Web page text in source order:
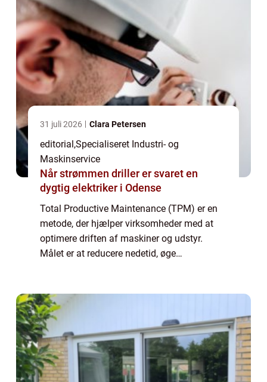
31 juli 2026 Clara Petersen
editorial,Specialiseret Industri- og
Maskinservice
Når strømmen driller er svaret en
dygtig elektriker i Odense
Total Productive Maintenance (TPM) er en
metode, der hjælper virksomheder med at
optimere driften af maskiner og udstyr.
Målet er at reducere nedetid, øge